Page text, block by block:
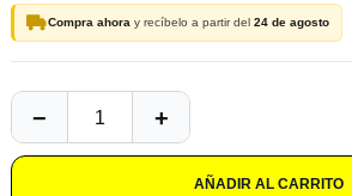
Compra ahora y recíbelo a partir del 24 de agosto
AÑADIR AL CARRITO